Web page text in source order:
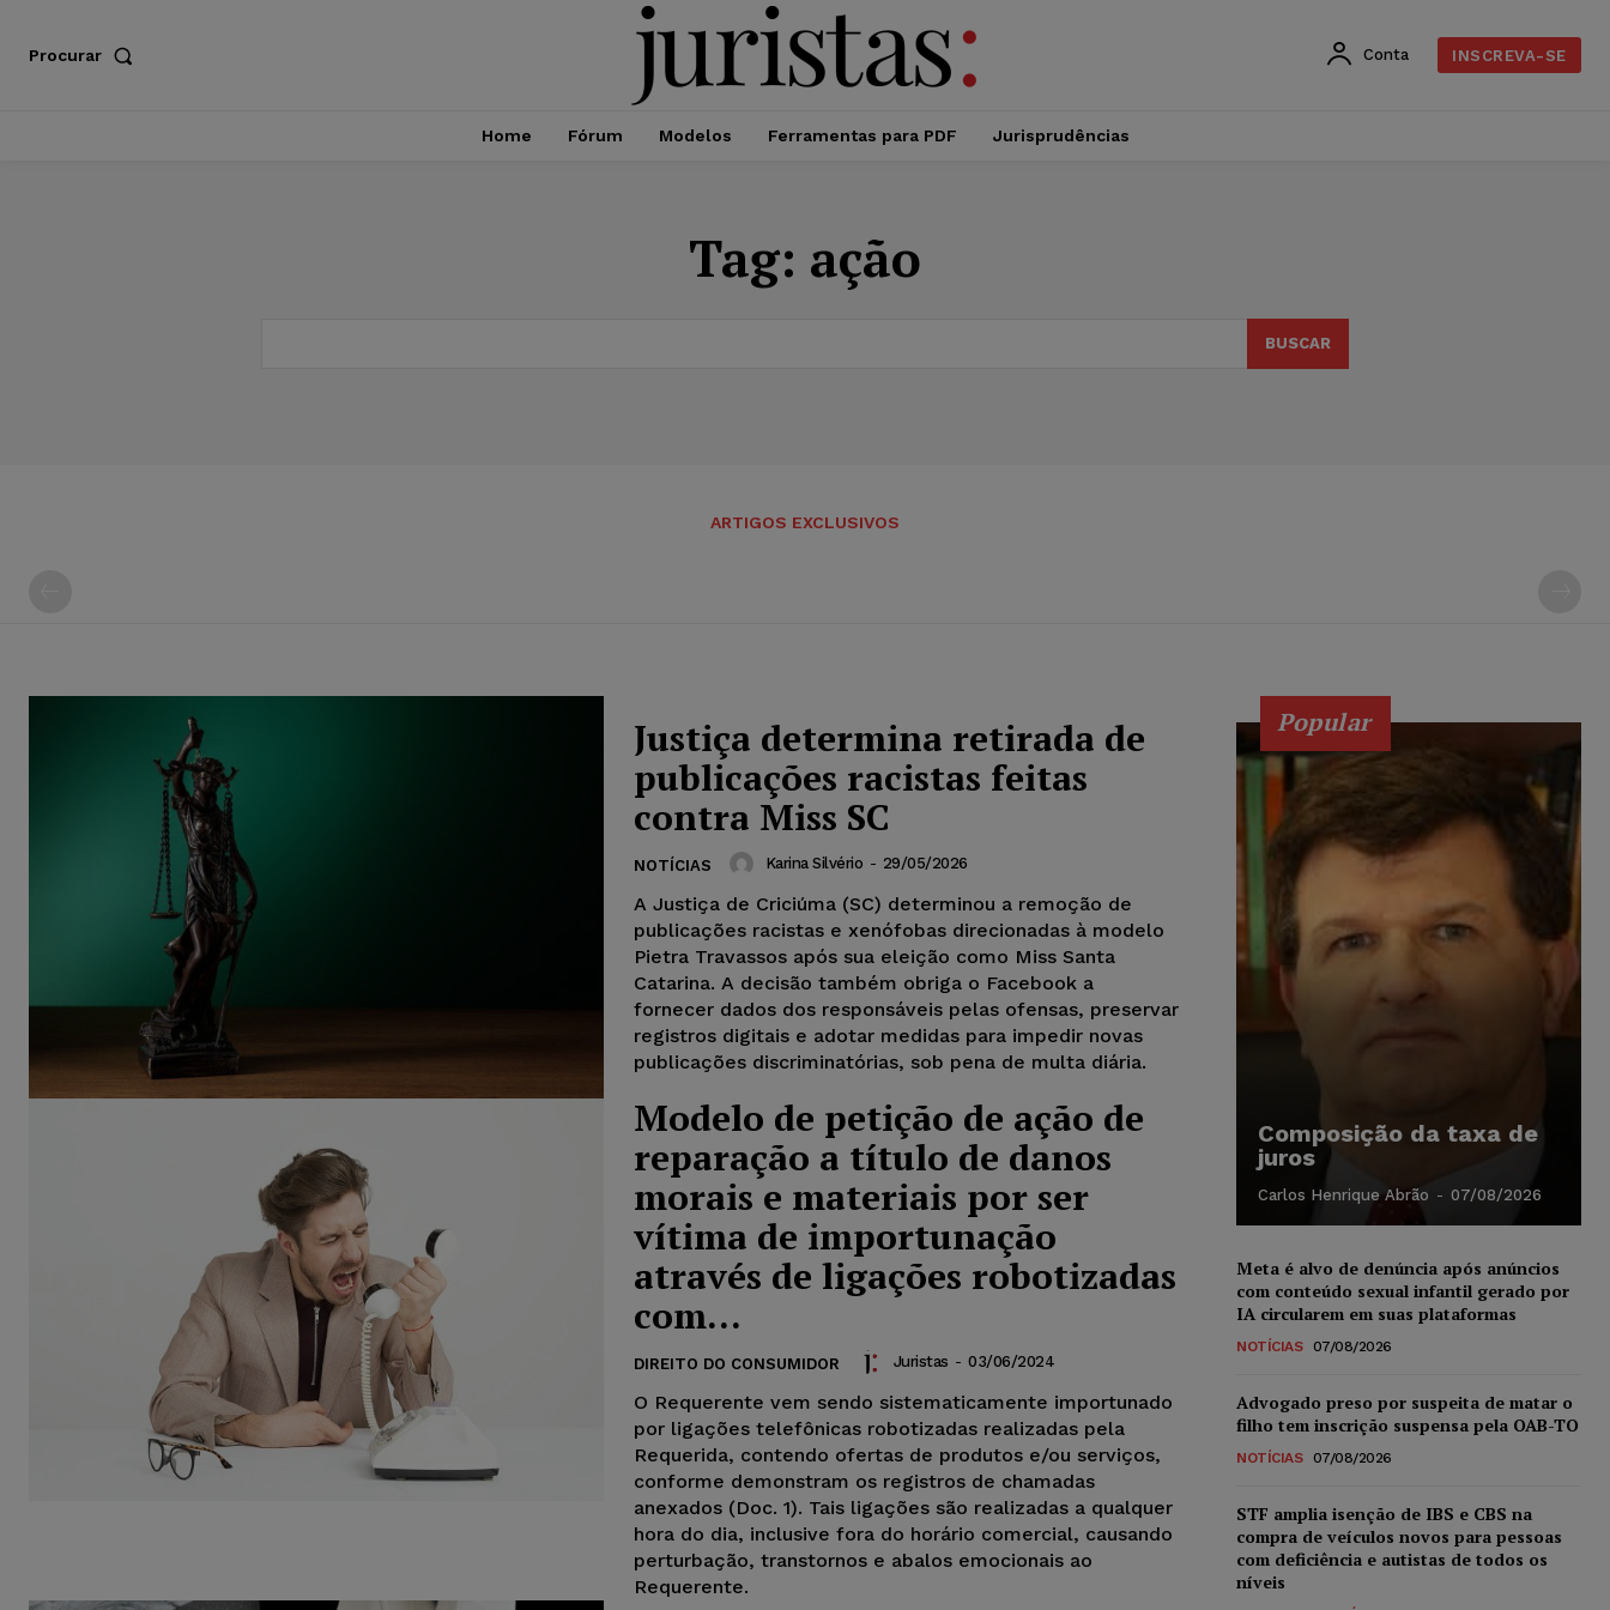
Procurar Conta INSCREVA-SE
Home Fórum Modelos Ferramentas para PDF Jurisprudências
Tag: ação
BUSCAR
ARTIGOS EXCLUSIVOS
Justiça determina retirada de
publicações racistas feitas
contra Miss SC
NOTÍCIAS Karina Silvério - 29/05/2026
A Justiça de Criciúma (SC) determinou a remoção de
publicações racistas e xenófobas direcionadas à modelo
Pietra Travassos após sua eleição como Miss Santa
Catarina. A decisão também obriga o Facebook a
fornecer dados dos responsáveis pelas ofensas, preservar
registros digitais e adotar medidas para impedir novas
publicações discriminatórias, sob pena de multa diária.
Modelo de petição de ação de
reparação a título de danos
morais e materiais por ser
vítima de importunação
através de ligações robotizadas
com...
DIREITO DO CONSUMIDOR Juristas - 03/06/2024
O Requerente vem sendo sistematicamente importunado
por ligações telefônicas robotizadas realizadas pela
Requerida, contendo ofertas de produtos e/ou serviços,
conforme demonstram os registros de chamadas
anexados (Doc. 1). Tais ligações são realizadas a qualquer
hora do dia, inclusive fora do horário comercial, causando
perturbação, transtornos e abalos emocionais ao
Requerente.
Popular
Composição da taxa de
juros
Carlos Henrique Abrão - 07/08/2026
Meta é alvo de denúncia após anúncios
com conteúdo sexual infantil gerado por
IA circularem em suas plataformas
NOTÍCIAS 07/08/2026
Advogado preso por suspeita de matar o
filho tem inscrição suspensa pela OAB-TO
NOTÍCIAS 07/08/2026
STF amplia isenção de IBS e CBS na
compra de veículos novos para pessoas
com deficiência e autistas de todos os
níveis